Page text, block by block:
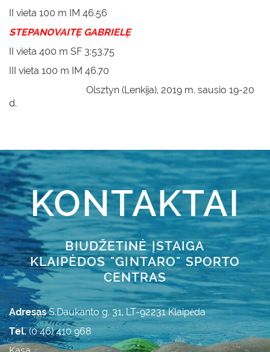
II vieta 100 m IM 46.56
STEPANOVAITĘ GABRIELĘ
II vieta 400 m SF 3:53.75
III vieta 100 m IM 46.70
Olsztyn (Lenkija), 2019 m. sausio 19-20
d.
KONTAKTAI
BIUDŽETINĖ ĮSTAIGA
KLAIPĖDOS "GINTARO" SPORTO
CENTRAS
AdresasS.Daukanto g. 31, LT-92231 Klaipėda
Tel.(0 46) 410 968